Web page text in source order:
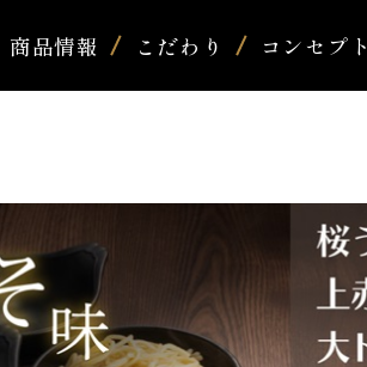
商品情報 こだわり コンセプト